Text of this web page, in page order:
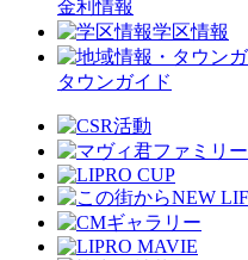
金利情報
学区情報
タウンガイド